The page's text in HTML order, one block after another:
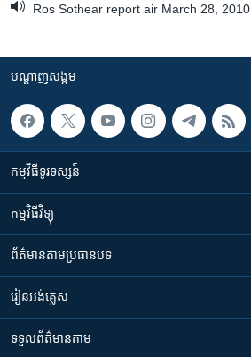
Ros Sothear report air March 28, 2010
បណ្តាញ​សង្គម
កម្មវិធី​ទូរទស្សន៍
កម្មវិធី​វិទ្យុ
ព័ត៌មាន​តាមប្រធានបទ​
រៀន​​អង់គ្លេស
ទទួល​ព័ត៌មាន​តាម